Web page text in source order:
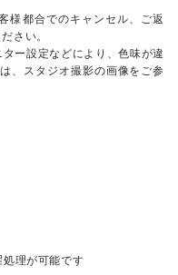
様都合でのキャンセル、ご返
さい。
ー設定などにより、色味が違
、スタジオ撮影の画像をご参
理が可能です